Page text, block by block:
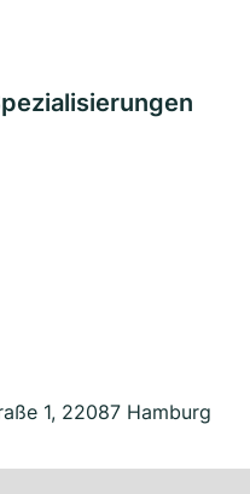
1, 22087 Hamburg